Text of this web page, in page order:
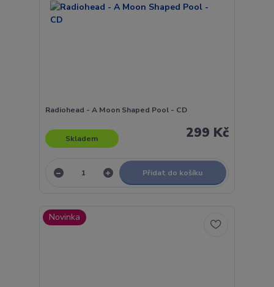
Radiohead - A Moon Shaped Pool - CD
299 Kč
Skladem
Přidat do košíku
Novinka